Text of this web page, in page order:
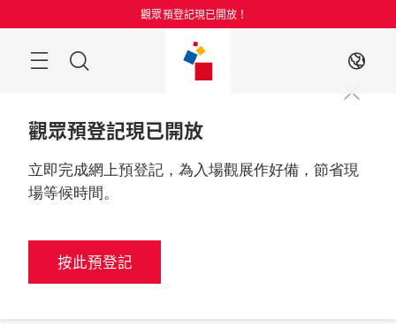
過
觀眾預登記現已開放！
目
ZH
觀眾預登記現已開放
立即完成網上預登記，為入場觀展作好備，節省現
場等候時間。
按此預登記